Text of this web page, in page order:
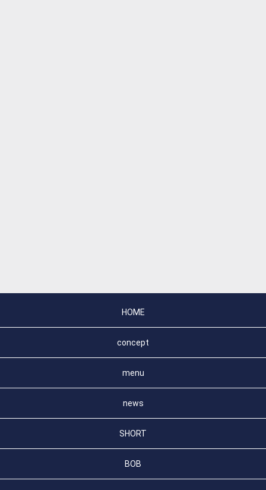
HOME
concept
menu
news
SHORT
BOB